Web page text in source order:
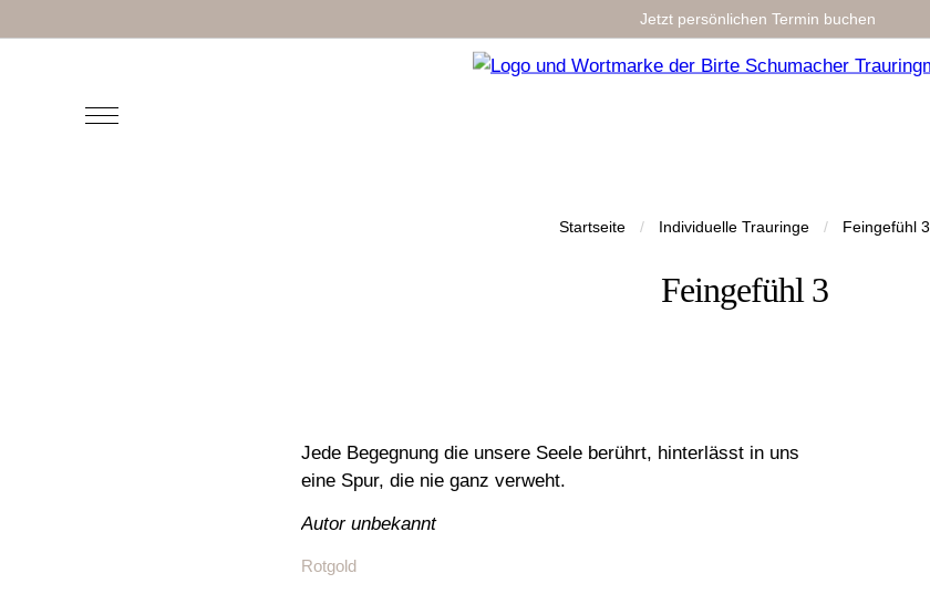
Jetzt persönlichen Termin buchen
Startseite / Individuelle Trauringe / Feingefühl 3
Feingefühl 3
Jede Begegnung die unsere Seele berührt, hinterlässt in uns
eine Spur, die nie ganz verweht.
Autor unbekannt
Rotgold